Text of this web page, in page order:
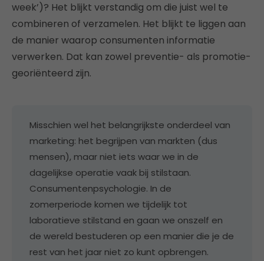
week’)? Het blijkt verstandig om die juist wel te
combineren of verzamelen. Het blijkt te liggen aan
de manier waarop consumenten informatie
verwerken. Dat kan zowel preventie- als promotie-
georiënteerd zijn.
Misschien wel het belangrijkste onderdeel van
marketing: het begrijpen van markten (dus
mensen), maar niet iets waar we in de
dagelijkse operatie vaak bij stilstaan.
Consumentenpsychologie. In de
zomerperiode komen we tijdelijk tot
laboratieve stilstand en gaan we onszelf en
de wereld bestuderen op een manier die je de
rest van het jaar niet zo kunt opbrengen.